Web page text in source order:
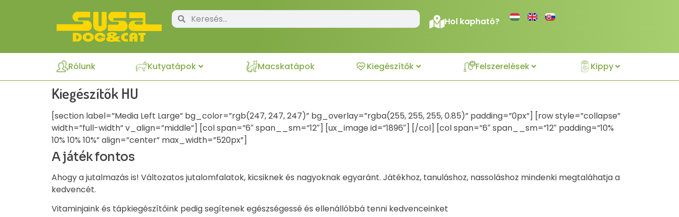
Hol kapható?
Rólunk Kutyatápok Macskatápok Kiegészítők Felszerelések Kippy
Kiegészítők HU
[section label=”Media Left Large” bg_color=”rgb(247, 247, 247)” bg_overlay=”rgba(255, 255, 255, 0.85)” padding=”0px”] [row style=”collapse”
width=”full-width” v_align=”middle”] [col span=”6″ span__sm=”12″] [ux_image id=”1896″] [/col] [col span=”6″ span__sm=”12″ padding=”10%
10% 10% 10%” align=”center” max_width=”520px”]
A játék fontos
Ahogy a jutalmazás is! Változatos jutalomfalatok, kicsiknek és nagyoknak egyaránt. Játékhoz, tanuláshoz, nassoláshoz mindenki megtaláhatja a
kedvencét.
Vitaminjaink és tápkiegészítőink pedig segítenek egészségessé és ellenállóbbá tenni kedvenceinket